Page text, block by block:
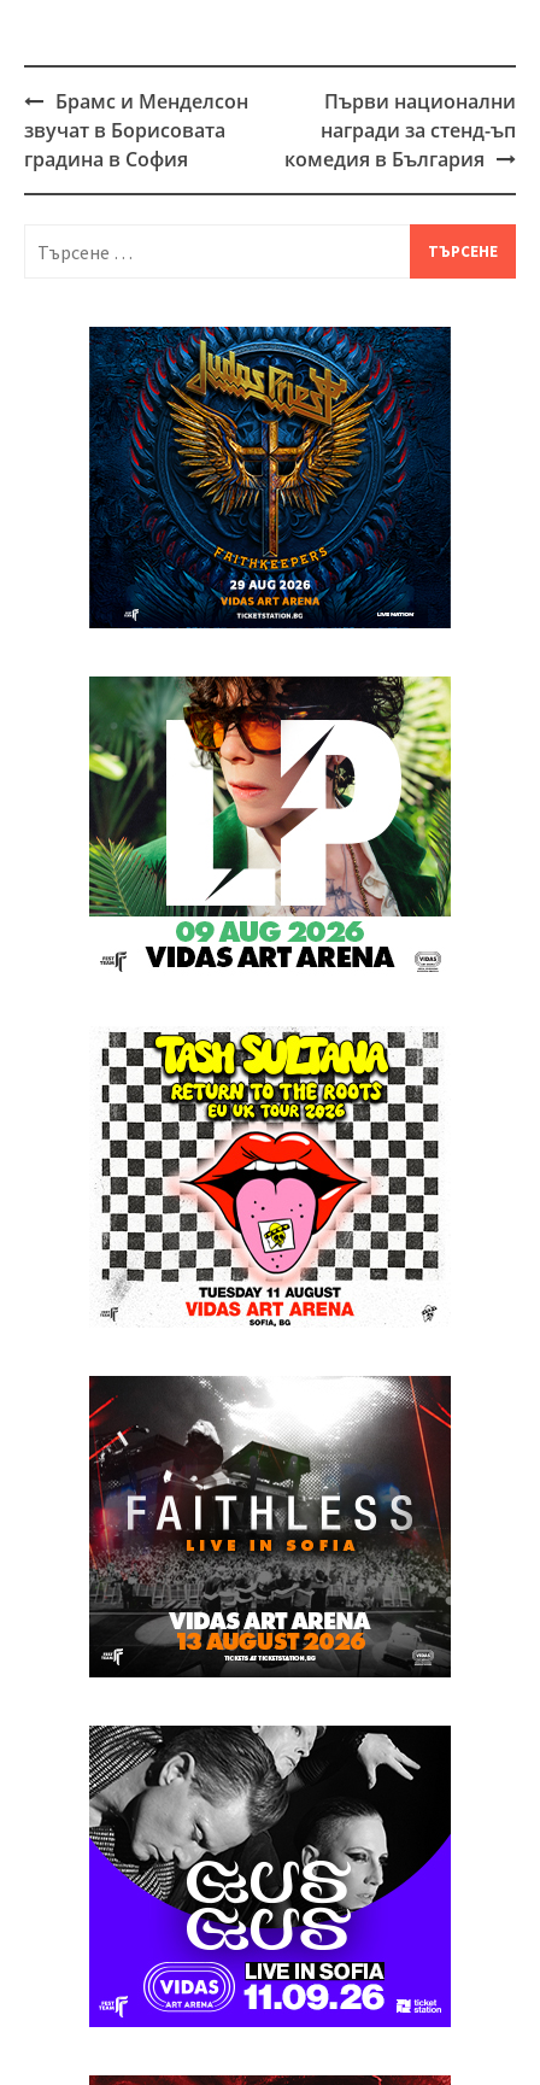
Post
navigation
Брамс и Менделсон
звучат в Борисовата
градина в София
Първи национални
награди за стенд-ъп
комедия в България
за: